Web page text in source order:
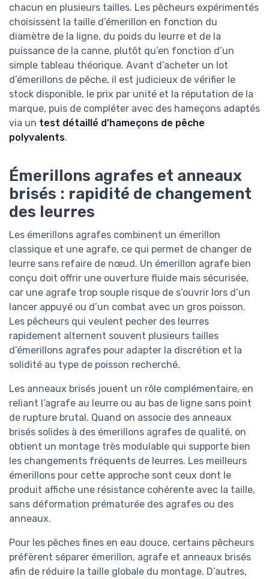
chacun en plusieurs tailles. Les pêcheurs expérimentés
choisissent la taille d’émerillon en fonction du
diamètre de la ligne, du poids du leurre et de la
puissance de la canne, plutôt qu’en fonction d’un
simple tableau théorique. Avant d’acheter un lot
d’émerillons de pêche, il est judicieux de vérifier le
stock disponible, le prix par unité et la réputation de la
marque, puis de compléter avec des hameçons adaptés
via un test détaillé d’hameçons de pêche
polyvalents.
Émerillons agrafes et anneaux
brisés : rapidité de changement
des leurres
Les émerillons agrafes combinent un émerillon
classique et une agrafe, ce qui permet de changer de
leurre sans refaire de nœud. Un émerillon agrafe bien
conçu doit offrir une ouverture fluide mais sécurisée,
car une agrafe trop souple risque de s’ouvrir lors d’un
lancer appuyé ou d’un combat avec un gros poisson.
Les pêcheurs qui veulent pecher des leurres
rapidement alternent souvent plusieurs tailles
d’émerillons agrafes pour adapter la discrétion et la
solidité au type de poisson recherché.
Les anneaux brisés jouent un rôle complémentaire, en
reliant l’agrafe au leurre ou au bas de ligne sans point
de rupture brutal. Quand on associe des anneaux
brisés solides à des émerillons agrafes de qualité, on
obtient un montage très modulable qui supporte bien
les changements fréquents de leurres. Les meilleurs
émerillons pour cette approche sont ceux dont le
produit affiche une résistance cohérente avec la taille,
sans déformation prématurée des agrafes ou des
anneaux.
Pour les pêches fines en eau douce, certains pêcheurs
préfèrent séparer émerillon, agrafe et anneaux brisés
afin de réduire la taille globale du montage. D’autres,